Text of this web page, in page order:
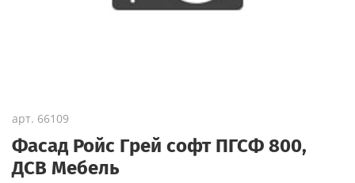
арт. 66109
Фасад Ройс Грей софт ПГСФ 800,
ДСВ Мебель